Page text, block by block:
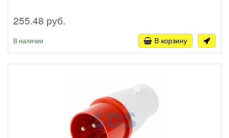
255.48 руб.
В наличии В корзину